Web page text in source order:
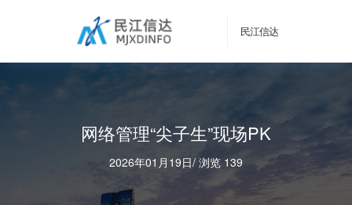
民江信达
网络管理“尖子生”现场PK
2026年01月19日/ 浏览 139